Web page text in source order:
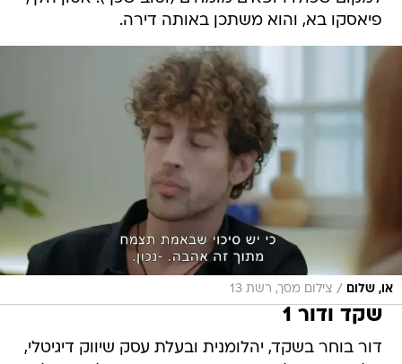
פיאסקו בא, והוא משתכן באותה דירה.
או, שלום / צילום מסך, רשת 13
שקד ודור 1
דור בוחר בשקד, יהלומנית ובעלת עסק שיווק דיגיטלי,